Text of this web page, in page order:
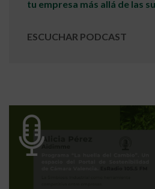
tu empresa más allá de las
ESCUCHAR PODCAST